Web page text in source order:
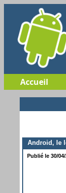
Accueil
Android, le
Publié le 30/